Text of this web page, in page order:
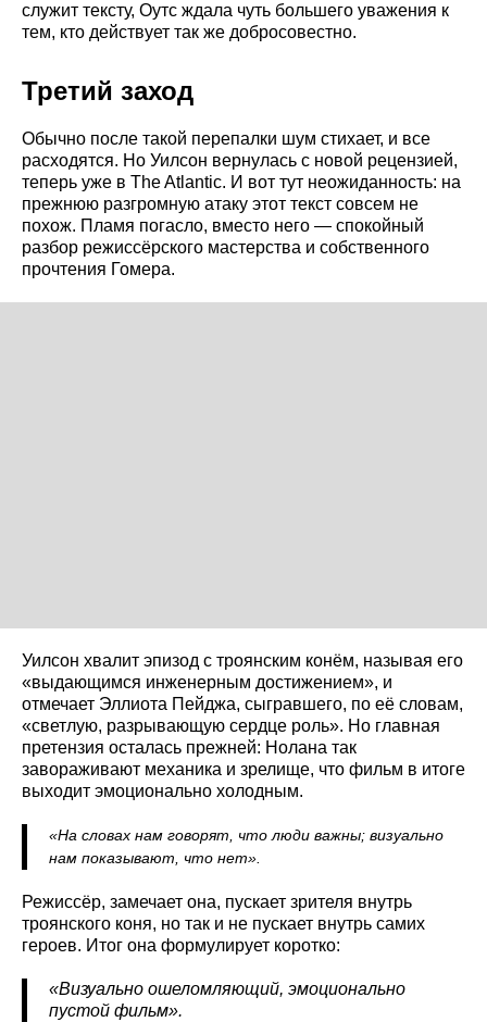
служит тексту, Оутс ждала чуть большего уважения к
тем, кто действует так же добросовестно.
Третий заход
Обычно после такой перепалки шум стихает, и все
расходятся. Но Уилсон вернулась с новой рецензией,
теперь уже в The Atlantic. И вот тут неожиданность: на
прежнюю разгромную атаку этот текст совсем не
похож. Пламя погасло, вместо него — спокойный
разбор режиссёрского мастерства и собственного
прочтения Гомера.
Уилсон хвалит эпизод с троянским конём, называя его
«выдающимся инженерным достижением», и
отмечает Эллиота Пейджа, сыгравшего, по её словам,
«светлую, разрывающую сердце роль». Но главная
претензия осталась прежней: Нолана так
завораживают механика и зрелище, что фильм в итоге
выходит эмоционально холодным.
«На словах нам говорят, что люди важны; визуально
нам показывают, что нет».
Режиссёр, замечает она, пускает зрителя внутрь
троянского коня, но так и не пускает внутрь самих
героев. Итог она формулирует коротко:
«Визуально ошеломляющий, эмоционально
пустой фильм».